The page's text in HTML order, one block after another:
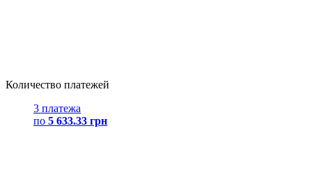
Количество платежей
3 платежа
по 5 633.33 грн